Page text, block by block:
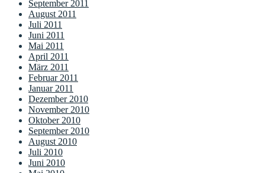
September 2011
August 2011
Juli 2011
Juni 2011
Mai 2011
April 2011
März 2011
Februar 2011
Januar 2011
Dezember 2010
November 2010
Oktober 2010
September 2010
August 2010
Juli 2010
Juni 2010